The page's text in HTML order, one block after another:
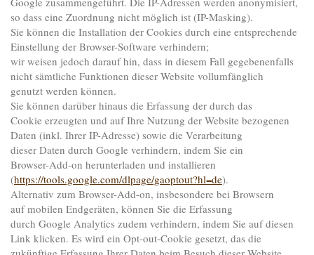
so dass eine Zuordnung nicht möglich ist (IP-Masking).
Sie können die Installation der Cookies durch eine entsprechende
Einstellung der Browser-Software verhindern;
wir weisen jedoch darauf hin, dass in diesem Fall gegebenenfalls
nicht sämtliche Funktionen dieser Website vollumfänglich
genutzt werden können.
Sie können darüber hinaus die Erfassung der durch das
Cookie erzeugten und auf Ihre Nutzung der Website bezogenen
Daten (inkl. Ihrer IP-Adresse) sowie die Verarbeitung
dieser Daten durch Google verhindern, indem Sie ein
Browser-Add-on herunterladen und installieren
(https://tools.google.com/dlpage/gaoptout?hl=de).
Alternativ zum Browser-Add-on, insbesondere bei Browsern
auf mobilen Endgeräten, können Sie die Erfassung
durch Google Analytics zudem verhindern, indem Sie auf diesen
Link klicken. Es wird ein Opt-out-Cookie gesetzt, das die